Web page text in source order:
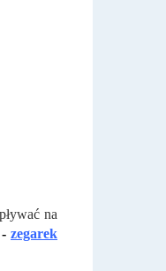
na
-zegarek